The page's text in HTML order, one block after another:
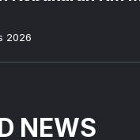
2026
NEWS